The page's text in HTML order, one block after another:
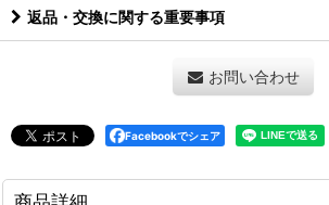
返品・交換に関する重要事項
お問い合わせ
Facebookでシェア